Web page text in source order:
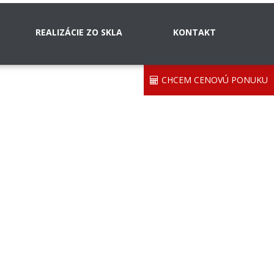
REALIZÁCIE ZO SKLA KONTAKT
CHCEM CENOVÚ PONUKU